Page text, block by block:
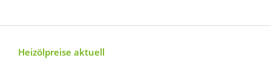
Heizölpreise aktuell